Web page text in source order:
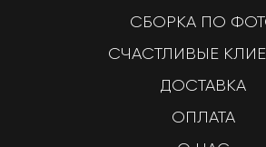
СБОРКА ПО
СЧАСТЛИВЫЕ
ДОСТАВКА
ОПЛАТА